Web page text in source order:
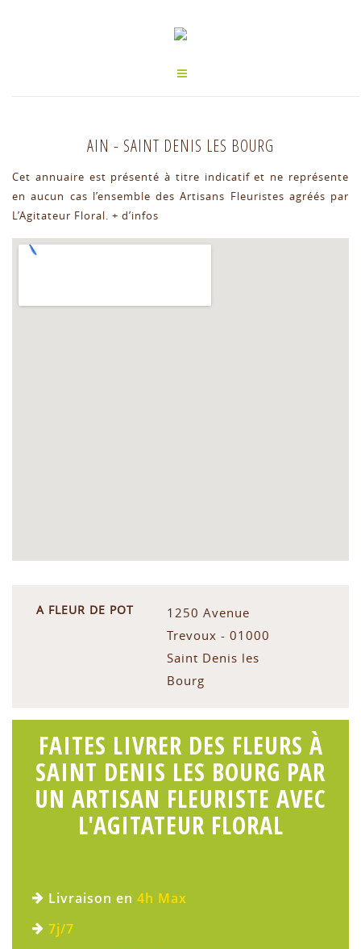
AIN - SAINT DENIS LES BOURG
Cet annuaire est présenté à titre indicatif et ne représente
en aucun cas l’ensemble des Artisans Fleuristes agréés par
L’Agitateur Floral. + d’infos
A FLEUR DE POT
1250 Avenue
Trevoux - 01000
Saint Denis les
Bourg
FAITES LIVRER DES FLEURS À
SAINT DENIS LES BOURG PAR
UN ARTISAN FLEURISTE AVEC
L'AGITATEUR FLORAL
Livraison en 4h Max
7j/7